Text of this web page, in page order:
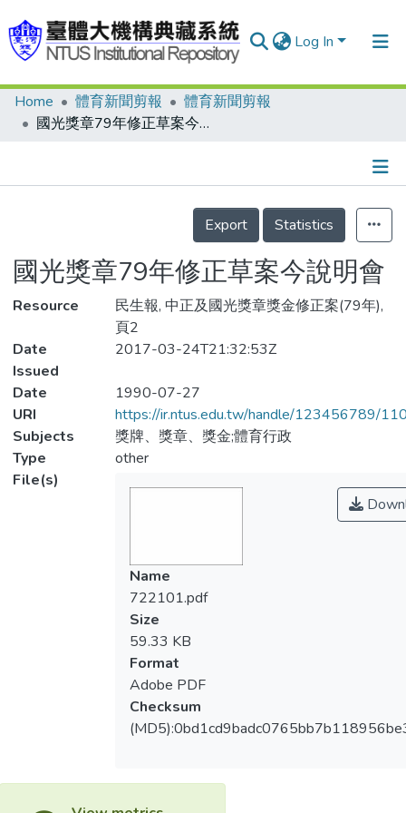
Log In
Communities & Collections
Statistics
Home 體育新聞剪報
體育新聞剪報
國光獎章79年修正草案今說明會
Details
Export
Statistics
國光獎章79年修正草案今說明會
Resource
民生報, 中正及國光獎章獎金修正案(79年),
頁2
Date
Issued
2017-03-24T21:32:53Z
Date
1990-07-27
URI
https://ir.ntus.edu.tw/handle/123456789/
Subjects
獎牌、獎章、獎金;體育行政
Type
other
File(s)
Name
722101.pdf
Size
59.33 KB
Format
Adobe PDF
Checksum